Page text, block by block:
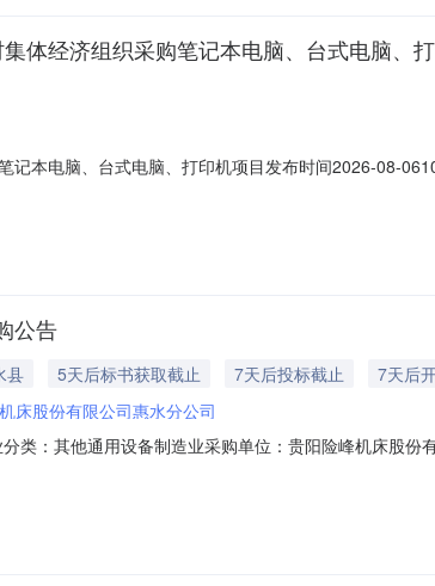
体经济组织采购笔记本电脑、台式电脑、
记本电脑、台式电脑、打印机项目发布时间2026-08-
公告
县 5天后标书获取截止 7天后投标截止
7天后
床股份有限公司惠水分公司
类：其他通用设备制造业采购单位：贵阳险峰机床股
报名开始时间：报名截止时间：截标/开标时间：2026-